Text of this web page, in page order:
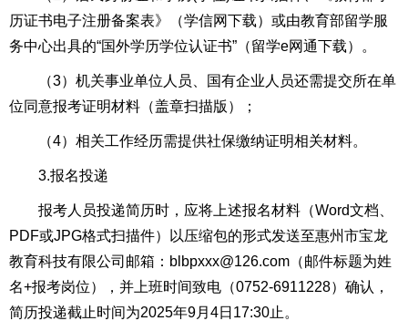
历证书电子注册备案表》（学信网下载）或由教育部留学服
务中心出具的“国外学历学位认证书”（留学e网通下载）。
（3）机关事业单位人员、国有企业人员还需提交所在单
位同意报考证明材料（盖章扫描版）；
（4）相关工作经历需提供社保缴纳证明相关材料。
3.报名投递
报考人员投递简历时，应将上述报名材料（Word文档、
PDF或JPG格式扫描件）以压缩包的形式发送至惠州市宝龙
教育科技有限公司邮箱：blbpxxx@126.com（邮件标题为姓
名+报考岗位），并上班时间致电（0752-6911228）确认，
简历投递截止时间为2025年9月4日17:30止。